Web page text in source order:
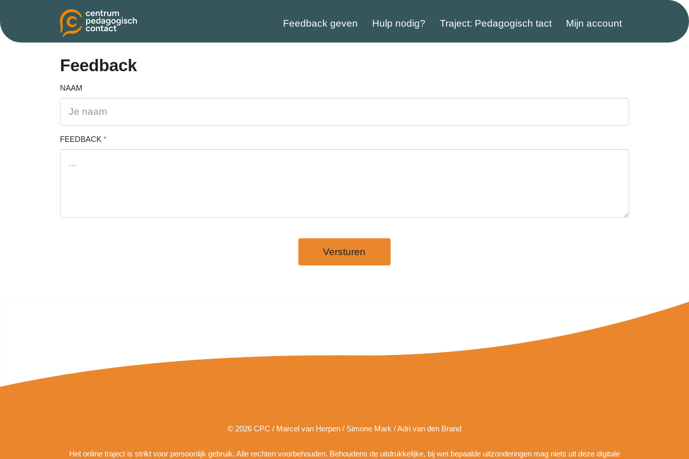
Feedback geven Hulp nodig? Traject: Pedagogisch tact Mijn account
Feedback
NAAM
FEEDBACK *
Versturen
© 2026 CPC / Marcel van Herpen / Simone Mark / Adri van den Brand
Het online traject is strikt voor persoonlijk gebruik. Alle rechten voorbehouden. Behoudens de uitdrukkelijke, bij wet bepaalde uitzonderingen mag niets uit deze digitale